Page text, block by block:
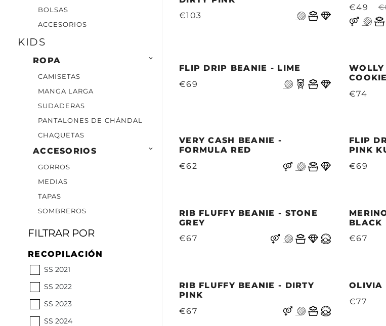
BOLSAS
ACCESORIOS
KIDS
ROPA 
CAMISETAS
MANGA LARGA
SUDADERAS
PANTALONES DE CHÁNDAL
CHAQUETAS
ACCESORIOS 
GORROS
MEDIAS
TAPAS
SOMBREROS
FILTRAR POR
RECOPILACIÓN
SS 2021
SS 2022
SS 2023
SS 2024
€103
€49
FLIP DRIP BEANIE - LIME
€69
COOKIE
€74
VERY CASH BEANIE -
FORMULA RED
€62
FLIP
PINK
€69
RIB FLUFFY BEANIE - STONE
GREY
€67
BLACK
€67
RIB FLUFFY BEANIE - DIRTY
PINK
€67
OLIVIA
€77